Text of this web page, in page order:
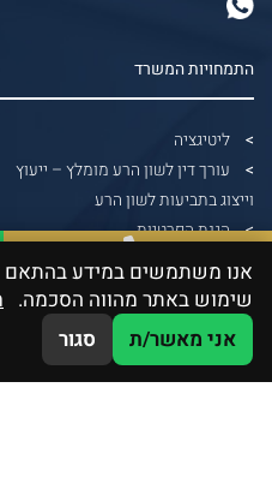
התמחויות המשרד
ליטיגציה
עורך דין לשון הרע מומלץ – ייעוץ
וייצוג בתביעות לשון הרע
הגנת הפרטיות
דיני בנקאות
גבייה משפטית
דיני חוזים וחברות
תביעה על שיימינג
03-5379991
אנו משתמשים במידע בהתאם
שימוש באתר מהווה הסכמה.
אני מאשר/ת
סגור